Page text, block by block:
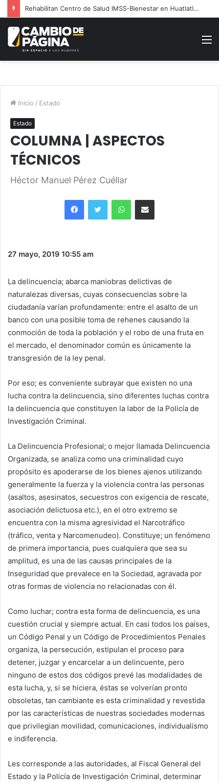
Rehabilitan Centro de Salud IMSS-Bienestar en Huatlatlauca
Inicio / Estado
Estado
COLUMNA | ASPECTOS
TÉCNICOS
Héctor Manuel Pérez Cuéllar
FacebookTwitter WhatsAppShare via Email
27 mayo, 2019 10:55 am
La delincuencia; abarca maniobras delictivas de
naturalezas diversas, cuyas consecuencias sobre la
ciudadanía varían profundamente: entre el asalto de un
banco con una posible toma de rehenes causando la
conmoción de toda la población y el robo de una fruta en
el mercado, el denominador común es únicamente la
transgresión de la ley penal.
Por eso; es conveniente subrayar que existen no una
lucha contra la delincuencia, sino diferentes luchas contra
la delincuencia que constituyen la labor de la Policía de
Investigación Criminal.
La Delincuencia Profesional; o mejor llamada Delincuencia
Organizada, se analiza como una criminalidad cuyo
propósito es apoderarse de los bienes ajenos utilizando
generalmente la fuerza y la violencia contra las personas
(asaltos, asesinatos, secuestros con exigencia de rescate,
asociación delictuosa etc.), en el otro extremo se
encuentra con la misma agresividad el Narcotráfico
(tráfico, venta y Narcomenudeo). Constituye; un fenómeno
de primera importancia, pues cualquiera que sea su
amplitud, es una de las causas principales de la
Inseguridad que prevalece en la Sociedad, agravada por
otras formas de violencia no relacionadas con él.
Como luchar; contra esta forma de delincuencia, es una
cuestión crucial y siempre actual. En casi todos los países,
un Código Penal y un Código de Procedimientos Penales
organiza, la persecución, estipulan el proceso para
detener, juzgar y encarcelar a un delincuente, pero
ninguno de estos dos códigos prevé las modalidades de
esta lucha, y, si se hiciera, éstas se volverían pronto
obsoletas, tan cambiante es esta criminalidad y revestida
por las características de nuestras sociedades modernas
que privilegian movilidad, comunicaciones, individualismo
e indiferencia.
Les corresponde a las autoridades, al Fiscal General del
Estado y la Policía de Investigación Criminal, determinar